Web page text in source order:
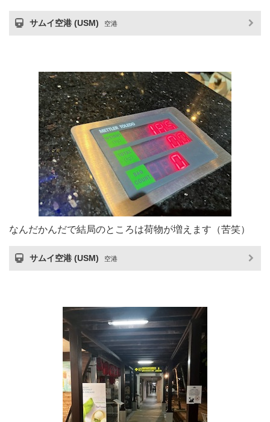
サムイ空港 (USM) 空港
なんだかんだで結局のところは荷物が増えます（苦笑）
サムイ空港 (USM) 空港